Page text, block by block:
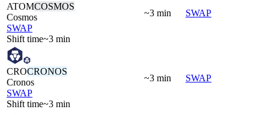
ATOMCOSMOS
Cosmos
SWAP
Shift time~3 min
~3 min SWAP
CROCRONOS
Cronos
SWAP
Shift time~3 min
~3 min SWAP